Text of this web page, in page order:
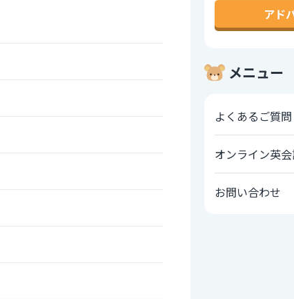
アド
メニュー
よくあるご質問
オンライン英
お問い合わせ